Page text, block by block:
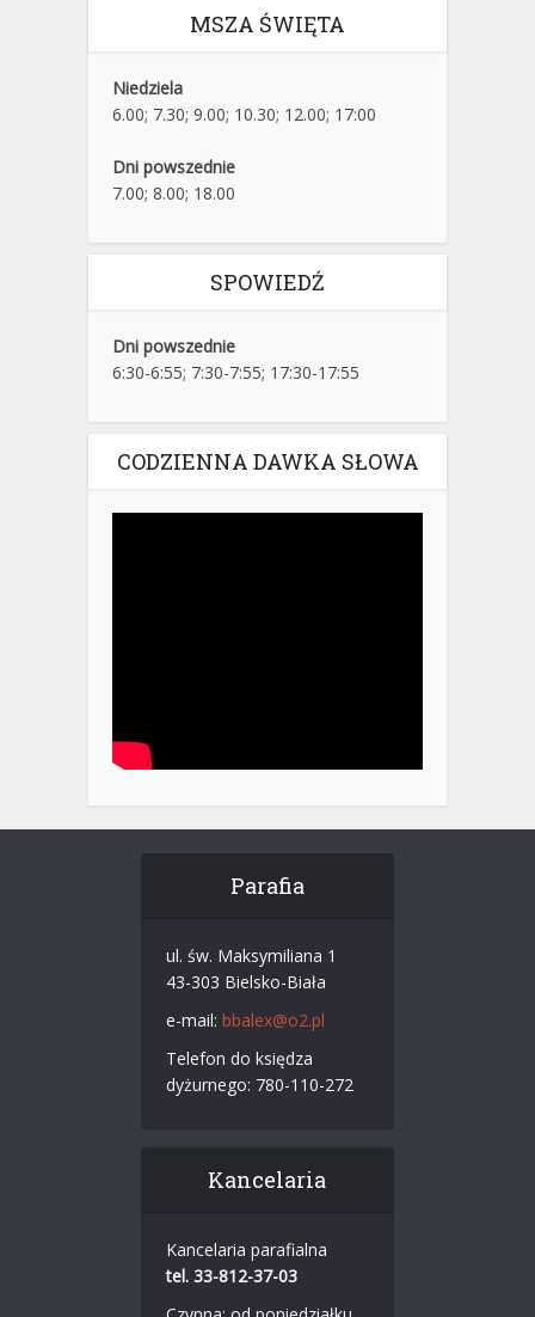
MSZA ŚWIĘTA
Niedziela
6.00; 7.30; 9.00; 10.30; 12.00; 17:00
Dni powszednie
7.00; 8.00; 18.00
SPOWIEDŹ
Dni powszednie
6:30-6:55; 7:30-7:55; 17:30-17:55
CODZIENNA DAWKA SŁOWA
Parafia
ul. św. Maksymiliana 1
43-303 Bielsko-Biała
e-mail: bbalex@o2.pl
Telefon do księdza
dyżurnego: 780-110-272
Kancelaria
Kancelaria parafialna
tel. 33-812-37-03